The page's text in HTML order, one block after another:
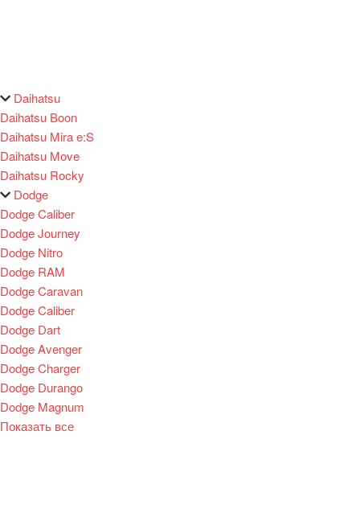
Daihatsu
Daihatsu Boon
Daihatsu Mira e:S
Daihatsu Move
Daihatsu Rocky
Dodge
Dodge Caliber
Dodge Journey
Dodge Nitro
Dodge RAM
Dodge Caravan
Dodge Caliber
Dodge Dart
Dodge Avenger
Dodge Charger
Dodge Durango
Dodge Magnum
Показать все